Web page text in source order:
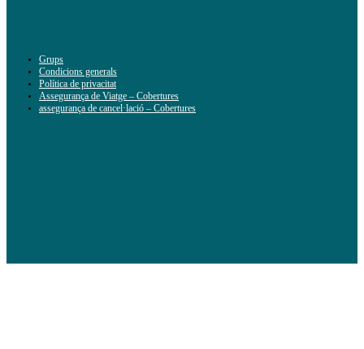
Grups
Condicions generals
Política de privacitat
Assegurança de Viatge – Cobertures
assegurança de cancel·lació – Cobertures